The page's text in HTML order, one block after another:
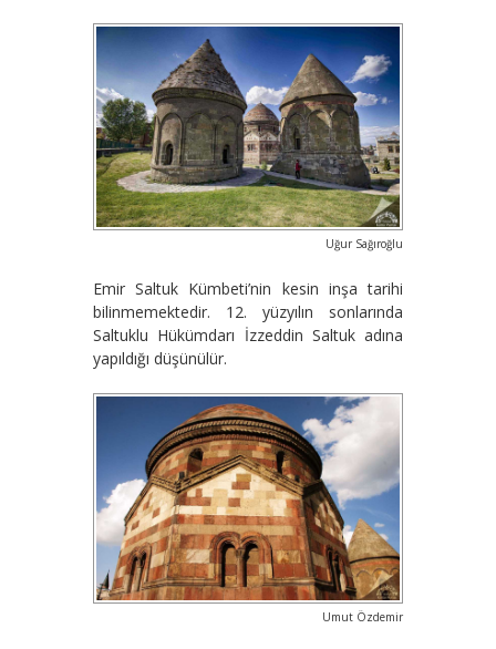
Uğur Sağıroğlu
Emir Saltuk Kümbeti’nin kesin inşa tarihi
bilinmemektedir. 12. yüzyılın sonlarında
Saltuklu Hükümdarı İzzeddin Saltuk adına
yapıldığı düşünülür.
Umut Özdemir